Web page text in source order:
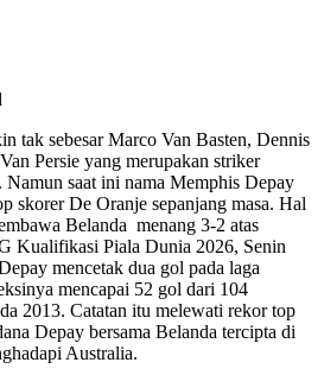
tak sebesar Marco Van Basten, Dennis
Persie yang merupakan striker
Namun saat ini nama Memphis Depay
skorer De Oranje sepanjang masa. Hal
Belanda menang 3-2 atas
Kualifikasi Piala Dunia 2026, Senin
mencetak dua gol pada laga
mencapai 52 gol dari 104
2013. Catatan itu melewati rekor top
Depay bersama Belanda tercipta di
Australia.